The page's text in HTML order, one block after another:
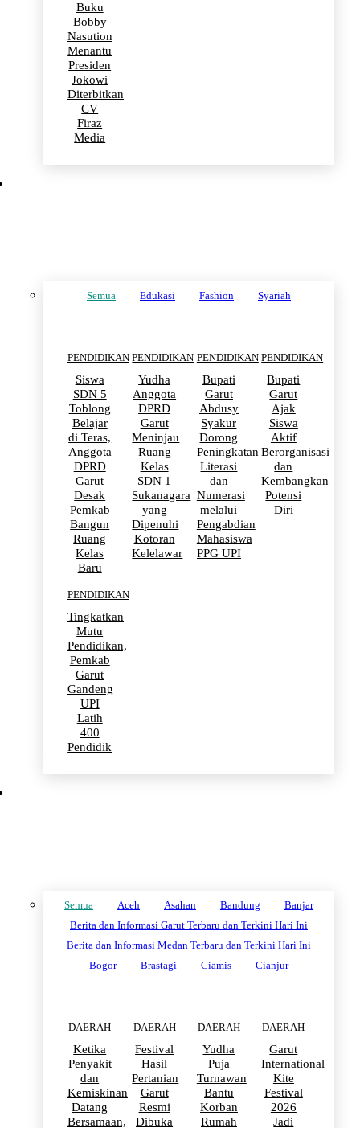
Buku
Bobby
Nasution
Menantu
Presiden
Jokowi
Diterbitkan
CV
Firaz
Media
Semua Edukasi Fashion Syariah
PENDIDIKAN
Siswa
SDN 5
Toblong
Belajar
di Teras,
Anggota
DPRD
Garut
Desak
Pemkab
Bangun
Ruang
Kelas
Baru
PENDIDIKAN
Yudha
Anggota
DPRD
Garut
Meninjau
Ruang
Kelas
SDN 1
Sukanagara
yang
Dipenuhi
Kotoran
Kelelawar
PENDIDIKAN
Bupati
Garut
Abdusy
Syakur
Dorong
Peningkatan
Literasi
dan
Numerasi
melalui
Pengabdian
Mahasiswa
PPG UPI
PENDIDIKAN
Bupati
Garut
Ajak
Siswa
Aktif
Berorganisasi
dan
Kembangkan
Potensi
Diri
PENDIDIKAN
Tingkatkan
Mutu
Pendidikan,
Pemkab
Garut
Gandeng
UPI
Latih
400
Pendidik
Semua Aceh Asahan Bandung
Banjar
Berita dan Informasi Garut Terbaru dan Terkini Hari Ini
Berita dan Informasi Medan Terbaru dan Terkini Hari Ini
Bogor
Brastagi Ciamis Cianjur
DAERAH
Ketika
Penyakit
dan
Kemiskinan
Datang
Bersamaan,
DAERAH
Festival
Hasil
Pertanian
Garut
Resmi
Dibuka
DAERAH
Yudha
Puja
Turnawan
Bantu
Korban
Rumah
DAERAH
Garut
International
Kite
Festival
2026
Jadi